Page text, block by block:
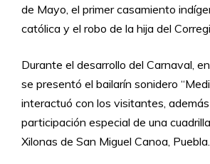
de Mayo, el primer casamiento
católica y el robo de la hija del
Durante el desarrollo del Carnaval,
se presentó el bailarín sonidero
interactuó con los visitantes,
participación especial de una
Xilonas de San Miguel Canoa, Puebla.